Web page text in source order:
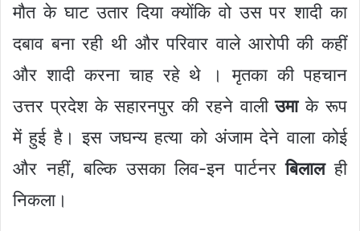
मौत के घाट उतार दिया क्योंकि वो उस पर शादी का
दबाव बना रही थी और परिवार वाले आरोपी की कहीं
और शादी करना चाह रहे थे । मृतका की पहचान
उत्तर प्रदेश के सहारनपुर की रहने वालीउमाके रूप
में हुई है। इस जघन्य हत्या को अंजाम देने वाला कोई
और नहीं, बल्कि उसका लिव-इन पार्टनरबिलालही
निकला।